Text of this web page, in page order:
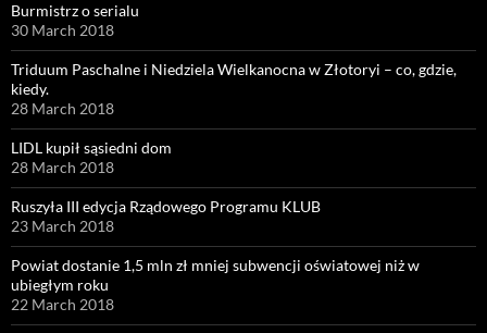
Burmistrz o serialu
30 March 2018
Triduum Paschalne i Niedziela Wielkanocna w Złotoryi – co, gdzie,
kiedy.
28 March 2018
LIDL kupił sąsiedni dom
28 March 2018
Ruszyła III edycja Rządowego Programu KLUB
23 March 2018
Powiat dostanie 1,5 mln zł mniej subwencji oświatowej niż w
ubiegłym roku
22 March 2018